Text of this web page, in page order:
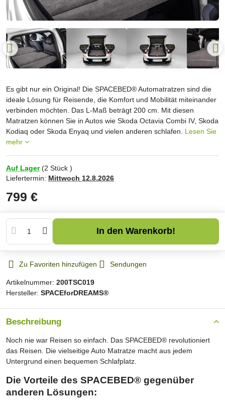
Es gibt nur ein Original! Die SPACEBED® Automatratzen sind die
ideale Lösung für Reisende, die Komfort und Mobilität miteinander
verbinden möchten. Das L-Maß beträgt 200 cm. Mit diesen
Matratzen können Sie in Autos wie Skoda Octavia Combi IV, Skoda
Kodiaq oder Skoda Enyaq und vielen anderen schlafen. Lesen Sie
mehr
Auf Lager (2 Stück )
Liefertermin: Mittwoch 12.8.2026
799 €
In den Warenkorb!
Zu Favoriten hinzufügen Sendungen
Artikelnummer: 200TSC019
Hersteller: SPACEforDREAMS®
Beschreibung
Noch nie war Reisen so einfach. Das SPACEBED® revolutioniert
das Reisen. Die vielseitige Auto Matratze macht aus jedem
Untergrund einen bequemen Schlafplatz.
Die Vorteile des SPACEBED® gegenüber
anderen Lösungen: